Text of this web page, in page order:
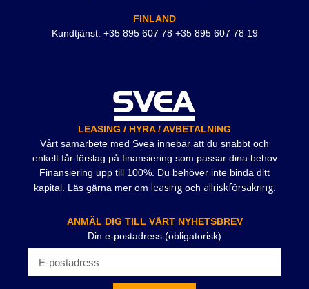
FINLAND
Kundtjänst: +35 895 607 78 +35 895 607 78 19
LEASING / HYRA / AVBETALNING
Vårt samarbete med Svea innebär att du snabbt och
enkelt får förslag på finansiering som passar dina behov
Finansiering upp till 100%. Du behöver inte binda ditt
kapital. Läs gärna mer om leasingoch allriskförsäkring.
ANMÄL DIG TILL VÅRT NYHETSBREV
Din e-postadress (obligatorisk)